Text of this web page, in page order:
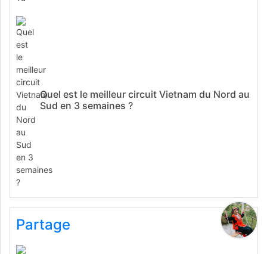
Quel est le meilleur circuit Vietnam du Nord au
Sud en 3 semaines ?
Partage